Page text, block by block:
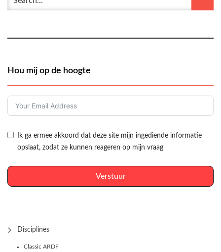
Hou mij op de hoogte
Ik ga ermee akkoord dat deze site mijn ingediende informatie
opslaat, zodat ze kunnen reageren op mijn vraag
Verstuur
Disciplines
Classic ARDF